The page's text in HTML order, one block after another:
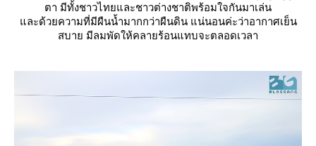
ตา มีทั้งชาวไทยและชาวต่างชาติพร้อมใจกันมาเล่น
ละด้วยความที่มีผืนน้ำมากกว่าผืนดิน แน่นอนค่ะว่าอากาศเย็น
สบาย มีลมพัดให้คลายร้อนแทบจะตลอดเวลา